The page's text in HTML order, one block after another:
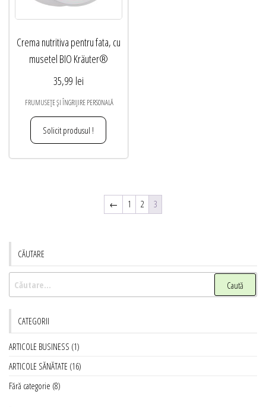
Crema nutritiva pentru fata, cu
musetel BIO Kräuter®
35,99 lei
FRUMUSEȚE ȘI ÎNGRIJIRE PERSONALĂ
Solicit produsul !
← 1 2 3
CĂUTARE
Caută
după:
CATEGORII
ARTICOLE BUSINESS (1)
ARTICOLE SĂNĂTATE (16)
Fără categorie (8)